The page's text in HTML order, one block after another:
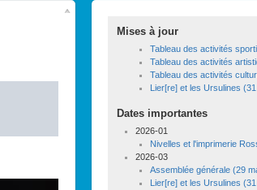
Mises à jour
Tableau des activités
Tableau des activités
Tableau des activités
Lier[re] et les Ursulines
Dates importantes
2026-01
Nivelles et l'imprimerie
2026-03
Assemblée générale (29
Lier[re] et les Ursulines